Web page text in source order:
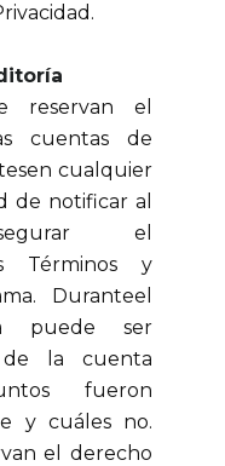
reservan el
cuentas de
cualquier
de notificar al
el
Términos y
Duranteel
puede ser
de la cuenta
fueron
y cuáles no.
el derecho